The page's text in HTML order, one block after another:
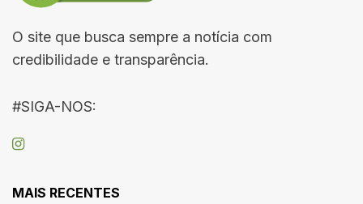
O site que busca sempre a notícia com
credibilidade e transparência.
#SIGA-NOS:
MAIS RECENTES